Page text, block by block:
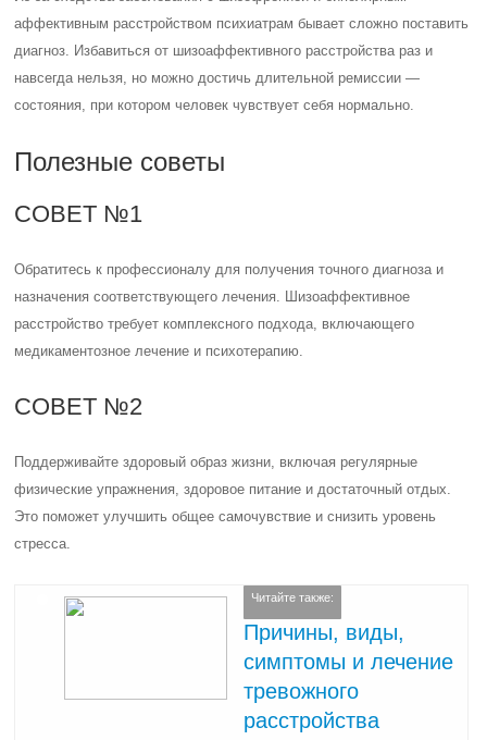
аффективным расстройством психиатрам бывает сложно поставить
диагноз. Избавиться от шизоаффективного расстройства раз и
навсегда нельзя, но можно достичь длительной ремиссии —
состояния, при котором человек чувствует себя нормально.
Полезные советы
СОВЕТ №1
Обратитесь к профессионалу для получения точного диагноза и
назначения соответствующего лечения. Шизоаффективное
расстройство требует комплексного подхода, включающего
медикаментозное лечение и психотерапию.
СОВЕТ №2
Поддерживайте здоровый образ жизни, включая регулярные
физические упражнения, здоровое питание и достаточный отдых.
Это поможет улучшить общее самочувствие и снизить уровень
стресса.
Читайте также:
Причины, виды,
симптомы и лечение
тревожного
расстройства